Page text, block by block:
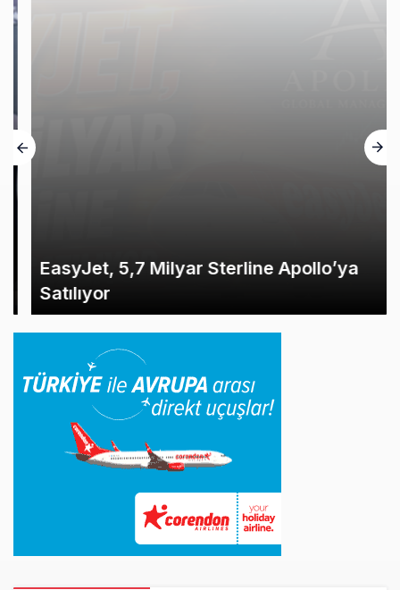
EasyJet, 5,7 Milyar Sterline Apollo’ya
Satılıyor